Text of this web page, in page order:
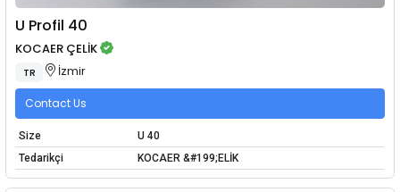
U Profil 40
KOCAER ÇELİK
TR İzmir
Contact Us
Size
U 40
Tedarikçi
KOCAER &#199;ELİK